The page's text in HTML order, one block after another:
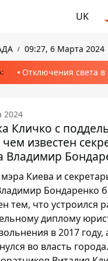
UK
09:27, 6 Марта 2024
Отключения света в
2024
Кличко с
известен
Владимир
Киева и
Бондаренко
тем, что устроился
диплому
в 2017 году,
во власть